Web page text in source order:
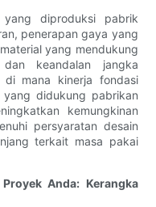
diproduksi pabrik
penerapan gaya yang
yang mendukung
keandalan jangka
mana kinerja fondasi
didukung pabrikan
kemungkinan
persyaratan desain
terkait masa pakai
Anda: Kerangka